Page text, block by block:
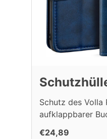
Schutz des Volla
aufklappbarer
€24,89